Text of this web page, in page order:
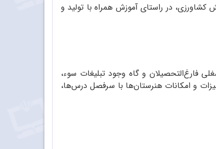
در راستای آموزش همراه با تولید و
فارغ‌التحصیلان و گاه وجود تبلیغات سوء،
تجهیزات و امکانات هنرستان‌ها با سرفصل درس‌ها،